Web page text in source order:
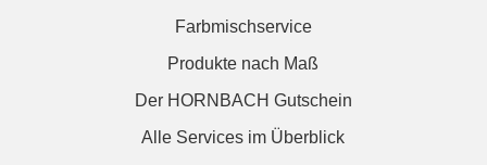
Farbmischservice
Produkte nach Maß
Der HORNBACH Gutschein
Alle Services im Überblick